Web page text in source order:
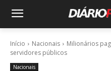
Início Nacionais
Milionários
servidores públicos
Nacionais